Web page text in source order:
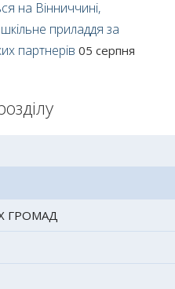
ГРОМАД
на Вінниччині,
приладдя за
партнерів 05 серпня